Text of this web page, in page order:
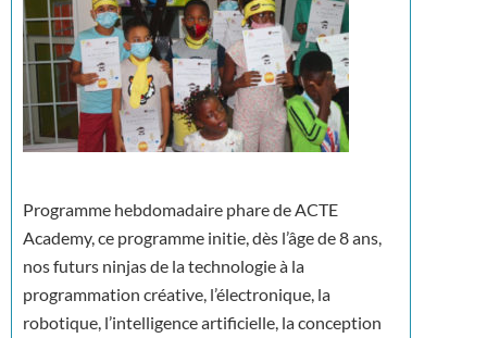
Programme hebdomadaire phare de ACTE
Academy, ce programme initie, dès l’âge de 8 ans,
nos futurs ninjas de la technologie à la
programmation créative, l’électronique, la
robotique, l’intelligence artificielle, la conception